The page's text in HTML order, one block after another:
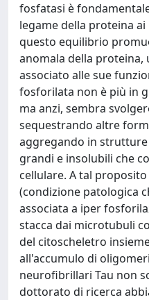
fosfatasi è
legame della proteina
questo equilibrio
anomala della proteina,
associato alle sue
fosforilata non è più in
ma anzi, sembra
sequestrando altre
aggregando in
grandi e insolubili che
cellulare. A tal
(condizione patologica
associata a iper
stacca dai microtubuli
del citoscheletro
all'accumulo di
neurofibrillari Tau non
dottorato di ricerca